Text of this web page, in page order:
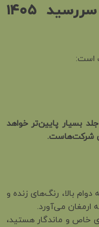
۱۴۰۵
است:
بسیار پایین‌تر خواهد
شرکت‌هاست.
بالا، رنگ‌های زنده و
ارمغان می‌آورد.
به دنبال ظاهری خاص و ماندگار هستید،